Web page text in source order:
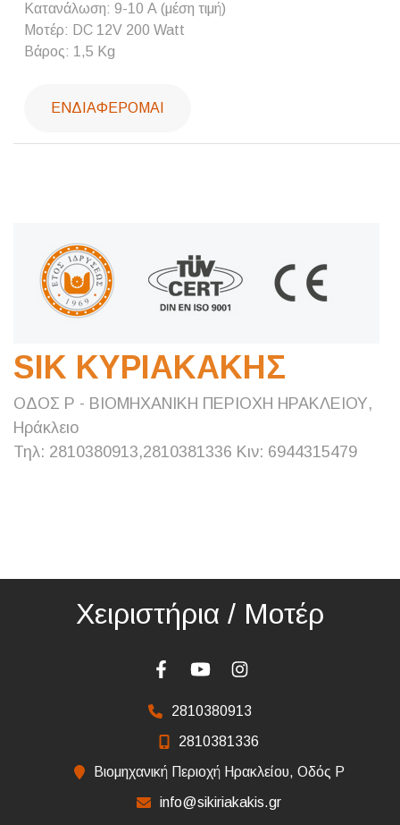
Κατανάλωση: 9-10 Α (μέση τιμή)
Μοτέρ: DC 12V 200 Watt
Βάρος: 1,5 Kg
ΕΝΔΙΑΦΈΡΟΜΑΙ
SIK ΚΥΡΙΑΚΑΚΗΣ
ΟΔΟΣ Ρ - ΒΙΟΜΗΧΑΝΙΚΗ ΠΕΡΙΟΧΗ ΗΡΑΚΛΕΙΟΥ,
Ηράκλειο
Τηλ: 2810380913,2810381336 Κιν: 6944315479
Χειριστήρια / Μοτέρ
2810380913
2810381336
Βιομηχανική Περιοχή Ηρακλείου, Οδός Ρ
info@sikiriakakis.gr